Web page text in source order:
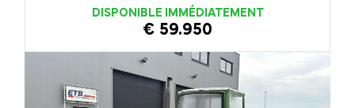
DISPONIBLE IMMÉDIATEMENT
€ 59.950